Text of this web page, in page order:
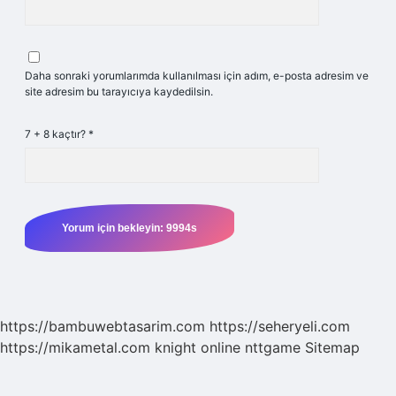
Daha sonraki yorumlarımda kullanılması için adım, e-posta adresim ve
site adresim bu tarayıcıya kaydedilsin.
7 + 8 kaçtır? *
https://bambuwebtasarim.com https://seheryeli.com
https://mikametal.com knight online nttgame Sitemap